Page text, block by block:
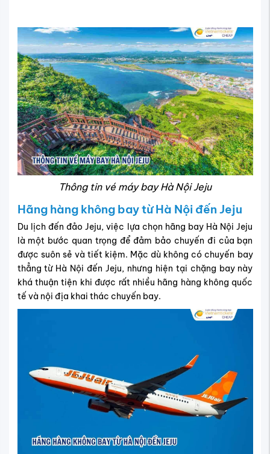
Thông tin vé máy bay Hà Nội Jeju
Hãng hàng không bay từ Hà Nội đến Jeju
Du lịch đến đảo Jeju, việc lựa chọn hãng bay Hà Nội Jeju
là một bước quan trọng để đảm bảo chuyến đi của bạn
được suôn sẻ và tiết kiệm. Mặc dù không có chuyến bay
thẳng từ Hà Nội đến Jeju, nhưng hiện tại chặng bay này
khá thuận tiện khi được rất nhiều hãng hàng không quốc
tế và nội địa khai thác chuyến bay.